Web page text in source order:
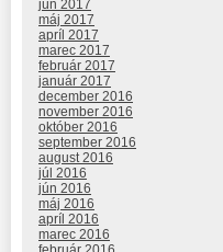
jún 2017
máj 2017
apríl 2017
marec 2017
február 2017
január 2017
december 2016
november 2016
október 2016
september 2016
august 2016
júl 2016
jún 2016
máj 2016
apríl 2016
marec 2016